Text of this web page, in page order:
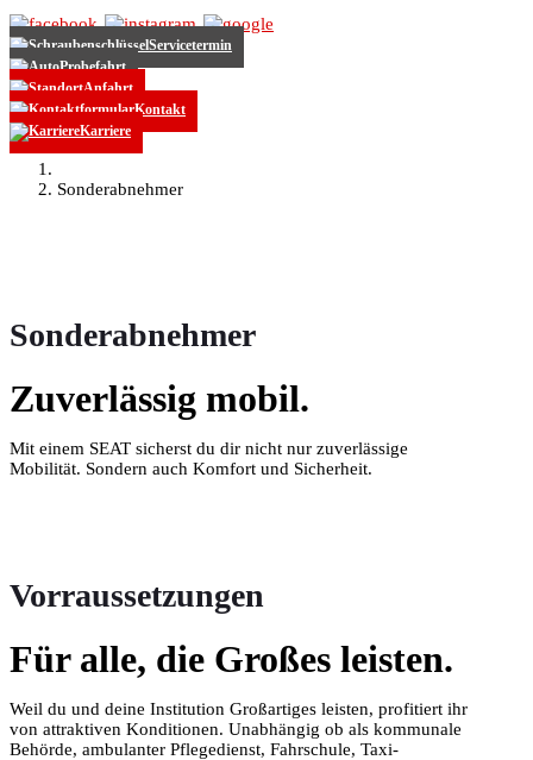
Servicetermin
Probefahrt
Anfahrt
Kontakt
Karriere
Sonderabnehmer
Sonderabnehmer
Zuverlässig mobil.
Mit einem SEAT sicherst du dir nicht nur zuverlässige
Mobilität. Sondern auch Komfort und Sicherheit.
Vorraussetzungen
Für alle, die Großes leisten.
Weil du und deine Institution Großartiges leisten, profitiert ihr
von attraktiven Konditionen. Unabhängig ob als kommunale
Behörde, ambulanter Pflegedienst, Fahrschule, Taxi-